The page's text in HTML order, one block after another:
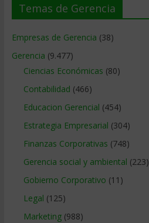
Temas de Gerencia
Empresas de Gerencia (38)
Gerencia (9.477)
Ciencias Económicas (80)
Contabilidad (466)
Educacion Gerencial (454)
Estrategia Empresarial (304)
Finanzas Corporativas (748)
Gerencia social y ambiental (223)
Gobierno Corporativo (11)
Legal (125)
Marketing(988)